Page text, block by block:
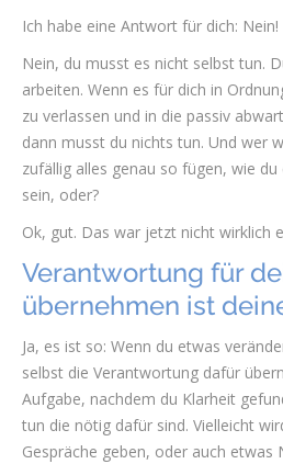
Ich habe eine Antwort für dich: Nein!
Nein, du musst es nicht selbst tun.
arbeiten. Wenn es für dich in
zu verlassen und in die passiv
dann musst du nichts tun. Und wer
zufällig alles genau so fügen, wie
sein, oder?
Ok, gut. Das war jetzt nicht wirklich
Verantwortung für
übernehmen ist
Ja, es ist so: Wenn du etwas
selbst die Verantwortung dafür
Aufgabe, nachdem du Klarheit
tun die nötig dafür sind. Vielleicht
Gespräche geben, oder auch etwas